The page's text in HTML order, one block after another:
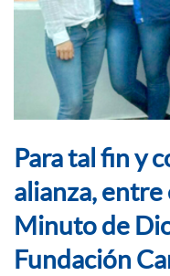
Para tal fin y
alianza, entre
Minuto de
Fundación